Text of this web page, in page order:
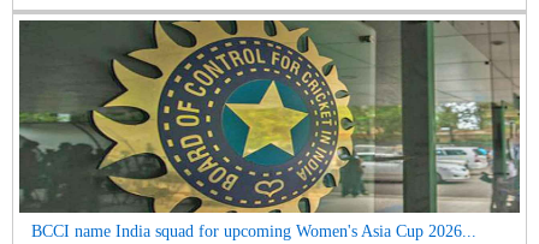
BCCI name India squad for upcoming Women's Asia Cup 2026...